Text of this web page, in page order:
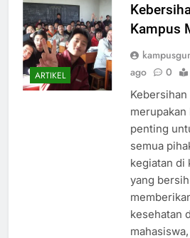
ARTIKEL
Kampus
ago
0
merupakan
penting
semua
kegiatan di
yang
kesehatan